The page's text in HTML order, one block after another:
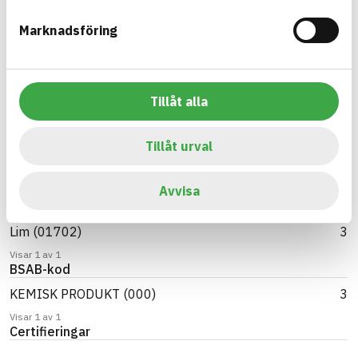
Marknadsföring
Tillåt alla
Tillåt urval
Avvisa
M-9213 1
M-9213/M-9024
Lim (01702)
3
Visar 1 av 1
BSAB-kod
KEMISK PRODUKT (000)
3
Visar 1 av 1
Certifieringar